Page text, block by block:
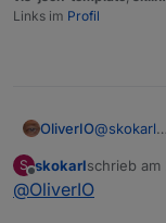
Links im Profil
OliverIO@skokarl
etwas.
Wenn du
S
Offline
skokarlschrieb am
zuletzt
@OliverIO